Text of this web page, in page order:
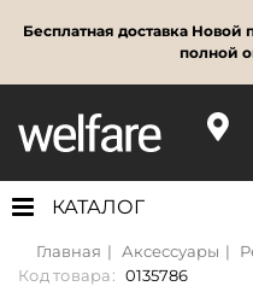
Бесплатная доставка Новой
полной
КАТАЛОГ
Главная Аксессуары
Код товара: 0135786